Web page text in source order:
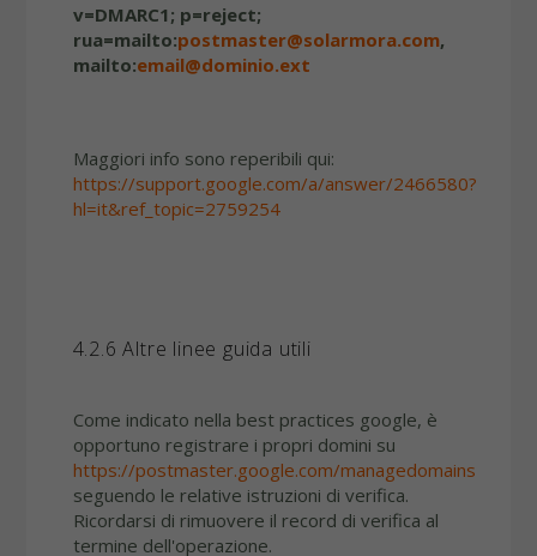
v=DMARC1; p=reject;
rua=mailto:postmaster@solarmora.com,
mailto:email@dominio.ext
Maggiori info sono reperibili qui:
https://support.google.com/a/answer/2466580?
hl=it&ref_topic=2759254
4.2.6 Altre linee guida utili
Come indicato nella best practices google, è
opportuno registrare i propri domini su
https://postmaster.google.com/managedomains
seguendo le relative istruzioni di verifica.
Ricordarsi di rimuovere il record di verifica al
termine dell'operazione.